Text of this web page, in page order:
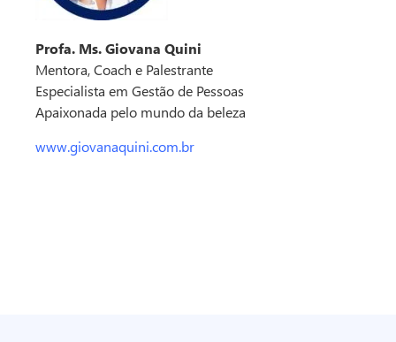
Profa. Ms. Giovana Quini
Mentora, Coach e Palestrante
Especialista em Gestão de Pessoas
Apaixonada pelo mundo da beleza
www.giovanaquini.com.br